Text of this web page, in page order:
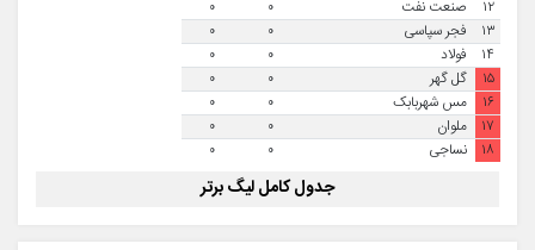
۱۲
صنعت نفت ۰
۰
۱۳
فجر سپاسی ۰
۰
۱۴
فولاد ۰
۰
۱۵
گل گهر ۰
۰
۱۶
مس شهربابک ۰
۰
۱۷
ملوان ۰
۰
۱۸
نساجی ۰ ۰
جدول کامل لیگ برتر